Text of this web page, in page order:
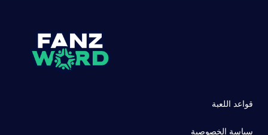
قواعد اللعبة
سياسة الخصوصية